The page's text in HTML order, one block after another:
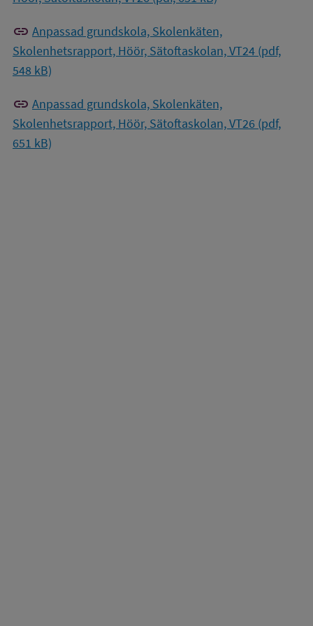
link Anpassad grundskola, Skolenkäten,
Skolenhetsrapport, Höör, Sätoftaskolan, VT24 (pdf,
548 kB)
link Anpassad grundskola, Skolenkäten,
Skolenhetsrapport, Höör, Sätoftaskolan, VT26 (pdf,
651 kB)